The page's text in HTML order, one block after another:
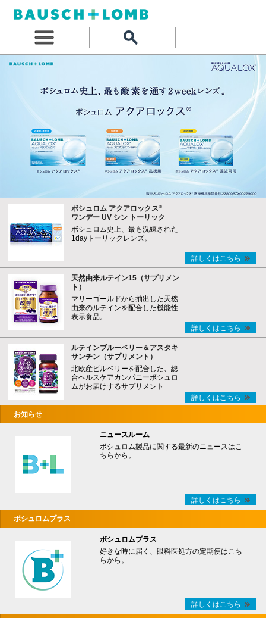
ボシュロム アクアロックス®
ワンデー UV シン トーリック
ボシュロム史上、最も洗練された
1dayトーリックレンズ。
詳しくはこちら
天然由来ルテイン15（サプリメン
ト）
マリーゴールドから抽出した天然
由来のルテインを配合した機能性
表示食品。
詳しくはこちら
ルテインブルーベリー＆アスタキ
サンチン（サプリメント）
北欧産ビルベリーを配合した、総
合ヘルスケアカンパニーボシュロ
ムがお届けするサプリメント
詳しくはこちら
お知らせ
ニュースルーム
ボシュロム製品に関する最新のニュースはこ
ちらから。
詳しくはこちら
ボシュロムプラス
ボシュロムプラス
好きな時に届く、眼科医処方の定期便はこち
らから。
詳しくはこちら